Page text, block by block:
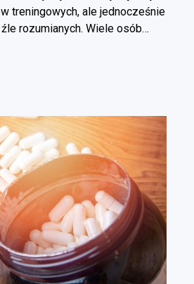
treningowych, ale jednocześnie
rozumianych. Wiele osób
chodzi o coś
– zmniejszenie
fundamentalna
i wyglądać gorzej – i
tłuszczową, poprawiając
polega na tym, żeby zrobić to